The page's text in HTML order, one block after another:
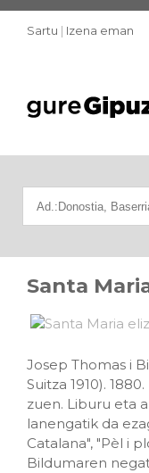
Sartu | Izena eman
Santa
Josep Thomas i
Suitza 1910).
zuen. Liburu eta
lanengatik da
Catalana", "Pèl i
Bildumaren